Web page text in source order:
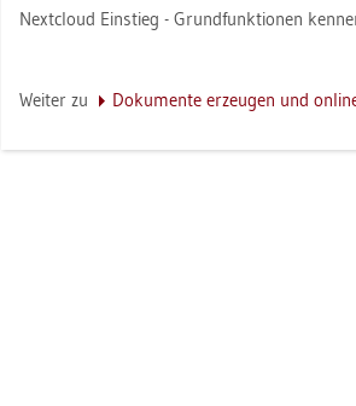
Next­cloud Ein­stieg - Grund­funk­tio­nen
Wei­ter zu Do­ku­men­te er­zeu­gen und